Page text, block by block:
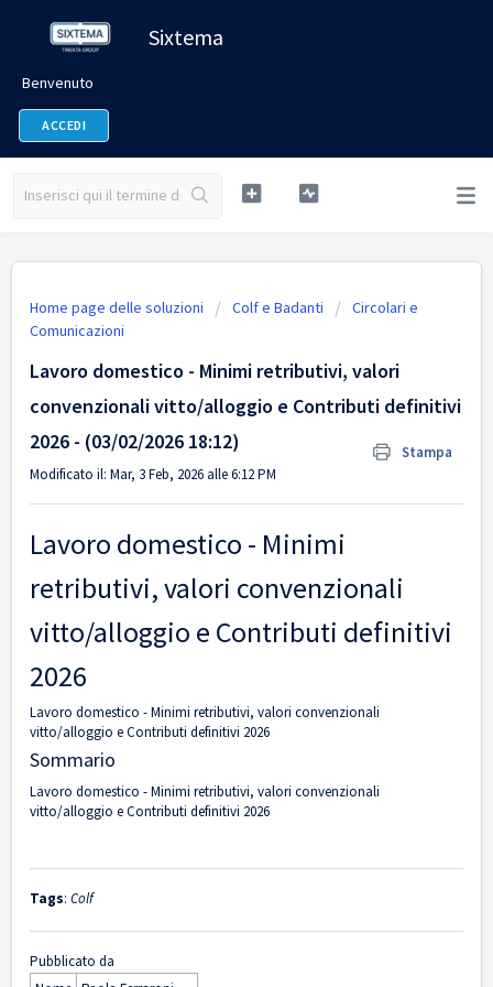
Sixtema
Benvenuto
ACCEDI
Home page delle soluzioni Colf e Badanti
Circolari e
Comunicazioni
Lavoro domestico - Minimi retributivi, valori
convenzionali vitto/alloggio e Contributi definitivi
2026 - (03/02/2026 18:12)
Stampa
Modificato il: Mar, 3 Feb, 2026 alle 6:12 PM
Lavoro domestico - Minimi
retributivi, valori convenzionali
vitto/alloggio e Contributi definitivi
2026
Lavoro domestico - Minimi retributivi, valori convenzionali
vitto/alloggio e Contributi definitivi 2026
Sommario
Lavoro domestico - Minimi retributivi, valori convenzionali
vitto/alloggio e Contributi definitivi 2026
Tags: Colf
Pubblicato da